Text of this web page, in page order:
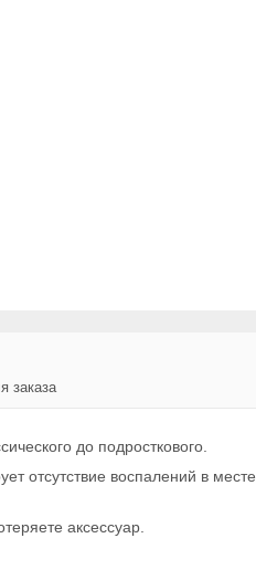
заказа
до подросткового.
отсутствие воспалений в месте
аксессуар.